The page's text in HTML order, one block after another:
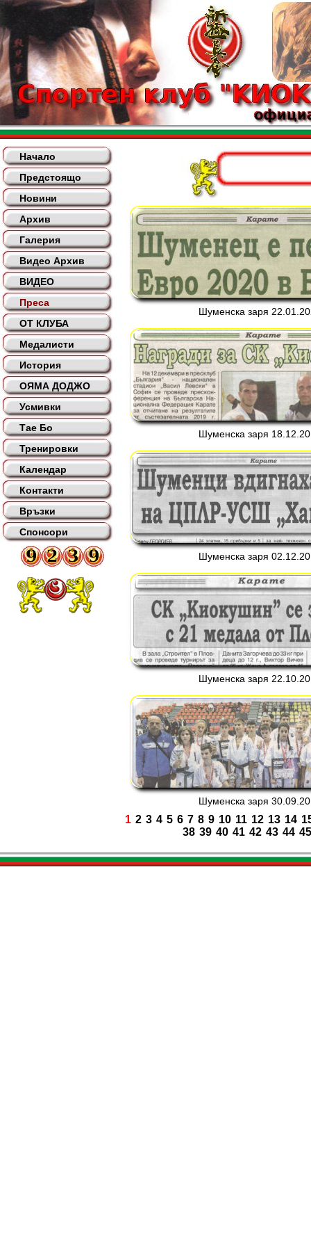
Начало
Предстоящо
Новини
Архив
Галерия
Видео Архив
ВИДЕО
Преса
ОТ КЛУБА
Медалисти
История
ОЯМА ДОДЖО
Усмивки
Тае Бо
Тренировки
Календар
Контакти
Връзки
Спонсори
Шуменска заря
Шуменска заря
Шуменска заря
Шуменска заря
Шуменска заря
1 2 3 4 5 6 7 8 9 10 11 12 13 14
38 39 40 41 42 43 44 45